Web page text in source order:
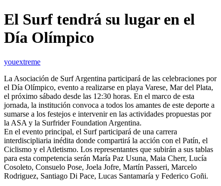
El Surf tendrá su lugar en el
Día Olímpico
youextreme
La Asociación de Surf Argentina participará de las celebraciones por
el Día Olímpico, evento a realizarse en playa Varese, Mar del Plata,
el próximo sábado desde las 12:30 horas. En el marco de esta
jornada, la institución convoca a todos los amantes de este deporte a
sumarse a los festejos e intervenir en las actividades propuestas por
la ASA y la Surfrider Foundation Argentina.
En el evento principal, el Surf participará de una carrera
interdiscipliaria inédita donde compartirá la acción con el Patín, el
Ciclismo y el Atletismo. Los representantes que subirán a sus tablas
para esta competencia serán María Paz Usuna, Maia Cherr, Lucía
Cosoleto, Consuelo Pose, Joela Jofre, Martín Passeri, Marcelo
Rodriguez, Santiago Di Pace, Lucas Santamaría y Federico Goñi.